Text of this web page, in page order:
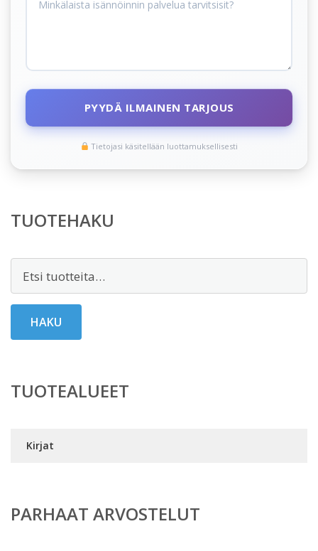
PYYDÄ ILMAINEN TARJOUS
Tietojasi käsitellään luottamuksellisesti
TUOTEHAKU
HAKU
TUOTEALUEET
Kirjat
PARHAAT ARVOSTELUT